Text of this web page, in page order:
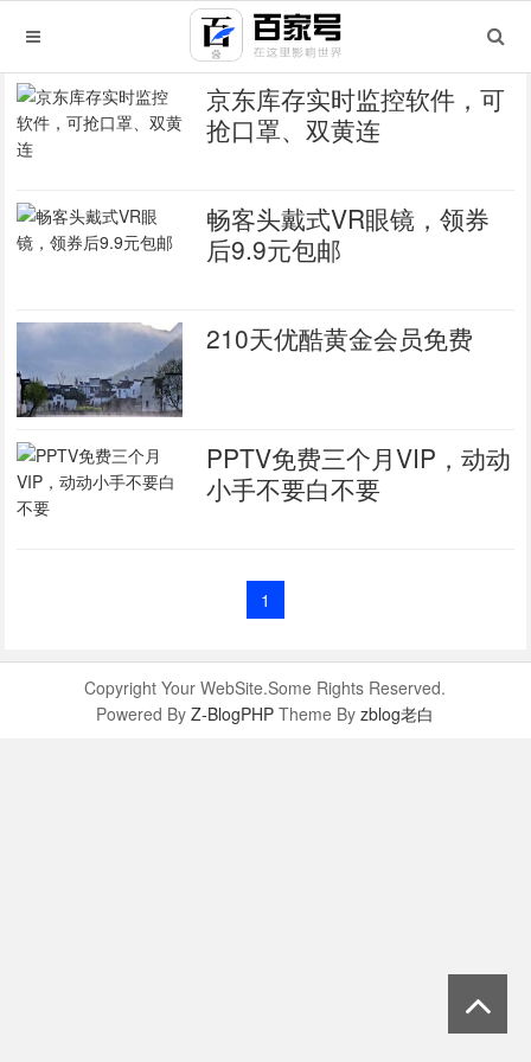
京东库存实时监控软件，可
抢口罩、双黄连
畅客头戴式VR眼镜，领券
后9.9元包邮
210天优酷黄金会员免费
PPTV免费三个月VIP，动动
小手不要白不要
1
Copyright Your WebSite.Some Rights Reserved.
Powered ByZ-BlogPHP Theme Byzblog老白